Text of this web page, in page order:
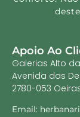
Apoio Ao
Galerias Alto da
Avenida das
2780-053
Email: